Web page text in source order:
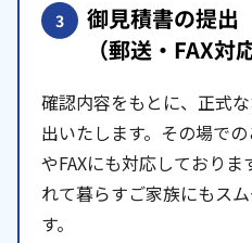
3 御見積書の提出
（郵送・FAX対
確認内容をもとに、正式
出いたします。その場で
やFAXにも対応しており
れて暮らすご家族にもス
す。